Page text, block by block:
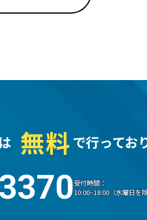
は 無料で行ってお
受付時間：
10:00~18:00（水曜日を除